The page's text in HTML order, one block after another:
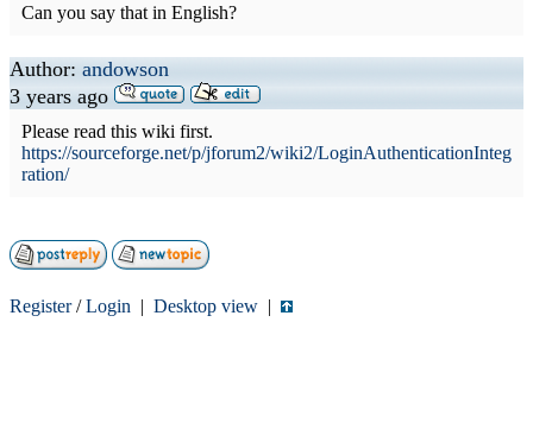
Can you say that in English?
Author: andowson
3 years ago
Please read this wiki first.
https://sourceforge.net/p/jforum2/wiki2/LoginAuthenticationInteg
ration/
Register/Login | Desktop view |